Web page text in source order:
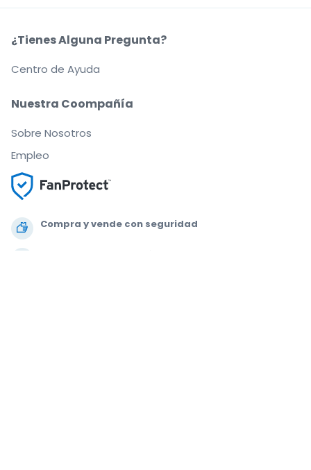
Compra y vende con seguridad
Nuestra Coompañía
Sobre Nosotros
Empleo
¿Tienes Alguna Pregunta?
Centro de Ayuda